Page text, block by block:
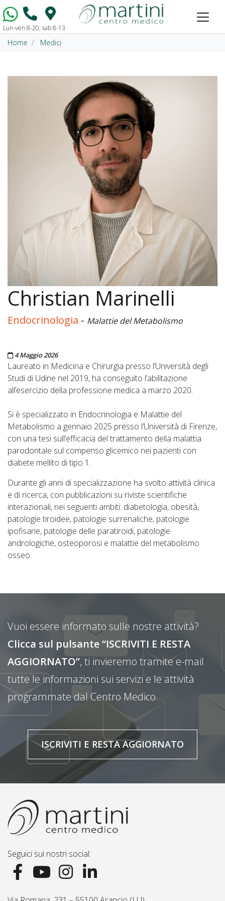
Vai al contenuto
Lun-ven 8-20, sab 8-13
Home Medici
Christian Marinelli
Endocrinologia - Malattie del Metabolismo
Pubblicato il
4 Maggio 2026
Laureato in Medicina e Chirurgia presso l’Università degli
Studi di Udine nel 2019, ha conseguito l’abilitazione
all’esercizio della professione medica a marzo 2020.
Si è specializzato in Endocrinologia e Malattie del
Metabolismo a gennaio 2025 presso l’Università di Firenze,
con una tesi sull’efficacia del trattamento della malattia
parodontale sul compenso glicemico nei pazienti con
diabete mellito di tipo 1.
Durante gli anni di specializzazione ha svolto attività clinica
e di ricerca, con pubblicazioni su riviste scientifiche
interazionali, nei seguenti ambiti: diabetologia, obesità,
patologie tiroidee, patologie surrenaliche, patologie
ipofisarie, patologie delle paratiroidi, patologie
andrologiche, osteoporosi e malattie del metabolismo
osseo.
Vuoi essere informato sulle nostre attività?
Clicca sul pulsante “ISCRIVITI E RESTA
AGGIORNATO”, ti invieremo tramite e-mail
tutte le informazioni sui servizi e le attività
programmate dal Centro Medico.
ISCRIVITI E RESTA AGGIORNATO
Seguici sui nostri social: